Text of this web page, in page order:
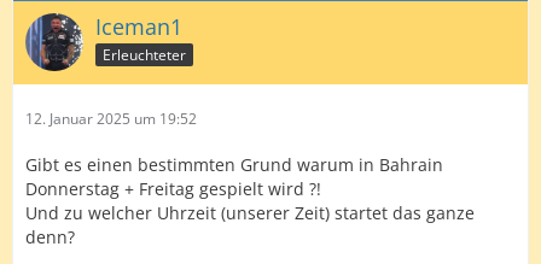
Iceman1
Erleuchteter
12. Januar 2025 um 19:52
Gibt es einen bestimmten Grund warum in Bahrain
Donnerstag + Freitag gespielt wird ?!
Und zu welcher Uhrzeit (unserer Zeit) startet das ganze
denn?